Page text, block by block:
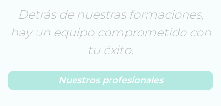
Detrás de nuestras formaciones,
hay un equipo comprometido con
tu éxito.
Nuestros profesionales